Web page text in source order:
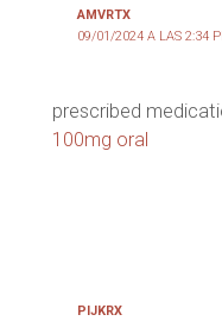
AMVRTX
09/01/2024 A LAS 2:34
prescribed
100mg oral
PIJKRX